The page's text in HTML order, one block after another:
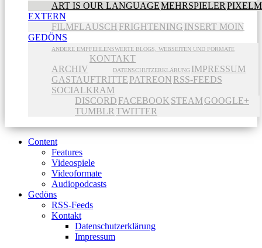
ART IS OUR LANGUAGEMEHRSPIELER
EXTERN
FILMFLAUSCH FRIGHTENING INSERT MOIN
GEDÖNS
ANDERE EMPFEHLENSWERTE BLOGS, WEBSEITEN UND FORMATE
ARCHIV
KONTAKT
DATENSCHUTZERKLÄRUNG IMPRESSUM
GASTAUFTRITTE PATREON RSS-FEEDS
SOCIALKRAM
DISCORD FACEBOOK STEAMGOOGLE+
TUMBLR TWITTER
Content
Features
Videospiele
Videoformate
Audiopodcasts
Gedöns
RSS-Feeds
Kontakt
Datenschutzerklärung
Impressum